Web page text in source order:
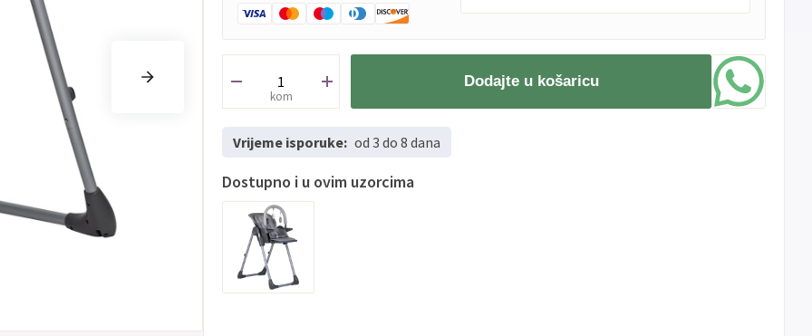
PBZ Visa do12rata
PBZ
Visa
rata
kom
Dodajte u košaricu
Vrijeme isporuke: od 3 do 8 dana
Dostupno i u ovim uzorcima